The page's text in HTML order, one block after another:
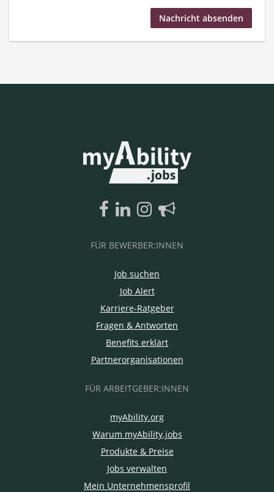
FÜR BEWERBER:INNEN
Job suchen
Job Alert
Karriere-Ratgeber
Fragen & Antworten
Benefits erklärt
Partnerorganisationen
FÜR ARBEITGEBER:INNEN
myAbility.org
Warum myAbility.jobs
Produkte & Preise
Jobs verwalten
Mein Unternehmensprofil